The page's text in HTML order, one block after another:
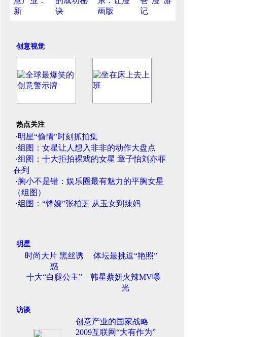
创意视觉
热点关注
·明星“偷情”时刻抓拍集
·组图：女星让人想入非非的动作大盘点
·组图：十大拒拍裸戏的女星 章子怡刘亦菲
在列
·胸小不是错：娱乐圈最有魅力的平胸女星
（组图）
·组图：“锋嫂”张柏芝 从玉女到辣妈
明星
时尚大片 黑丝诱
惑
体坛最挑逗“艳照”
十大“白腿公主”
韩星蔡妍火辣MV曝
光
访谈
创意产业的国家战略
2009互联网“大有作为”